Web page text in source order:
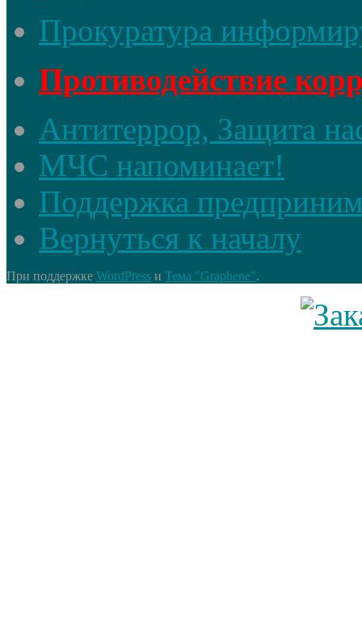
Прокуратура
Противодействие
Антитеррор, Защита
МЧС напоминает!
Поддержка
Вернуться к началу
При поддержке WordPress и Тема "Graphene".